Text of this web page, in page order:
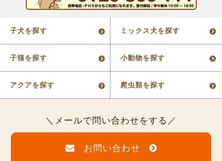
子犬を探す ミックス犬を探す
子猫を探す 小動物を探す
アクアを探す 爬虫類を探す
メールで問い合わせをする
お問い合わせ